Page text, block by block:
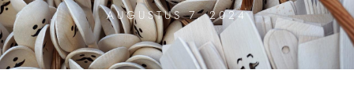
AUGUSTUS 7, 2024